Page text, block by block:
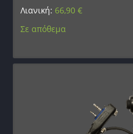
Λιανική: 66,90€
Σε απόθεμα